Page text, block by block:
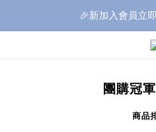
🎉新加入會員立
團購冠
商品